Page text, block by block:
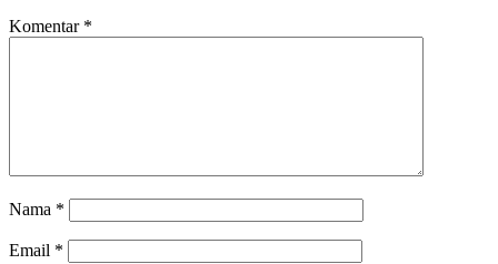
Komentar *
Nama *
Email *